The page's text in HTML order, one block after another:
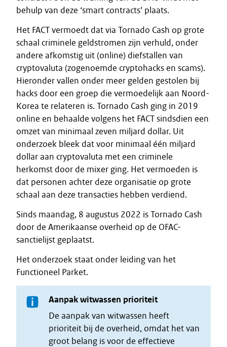
behulp van deze ‘smart contracts’ plaats.
Het FACT vermoedt dat via Tornado Cash op grote
schaal criminele geldstromen zijn verhuld, onder
andere afkomstig uit (online) diefstallen van
cryptovaluta (zogenoemde cryptohacks en scams).
Hieronder vallen onder meer gelden gestolen bij
hacks door een groep die vermoedelijk aan Noord-
Korea te relateren is. Tornado Cash ging in 2019
online en behaalde volgens het FACT sindsdien een
omzet van minimaal zeven miljard dollar. Uit
onderzoek bleek dat voor minimaal één miljard
dollar aan cryptovaluta met een criminele
herkomst door de mixer ging. Het vermoeden is
dat personen achter deze organisatie op grote
schaal aan deze transacties hebben verdiend.
Sinds maandag, 8 augustus 2022 is Tornado Cash
door de Amerikaanse overheid op de OFAC-
sanctielijst geplaatst.
Het onderzoek staat onder leiding van het
Functioneel Parket.
Aanpak witwassen prioriteit
De aanpak van witwassen heeft
prioriteit bij de overheid, omdat het van
groot belang is voor de effectieve